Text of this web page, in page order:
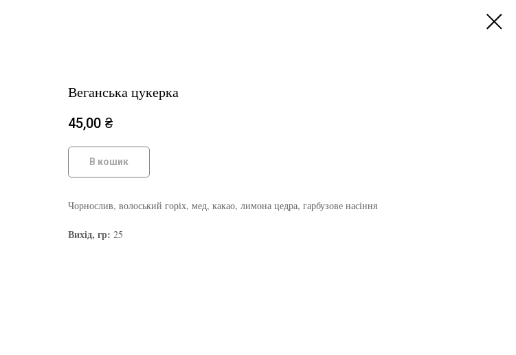
Веганська цукерка
45,00 ₴
В кошик
Чорнослив, волоський горіх, мед, какао, лимона цедра, гарбузове насіння
Вихід, гр: 25